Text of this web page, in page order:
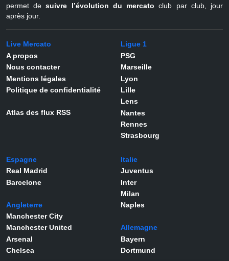
permet desuivre l’évolution du mercato club par club, jour
après jour.
Live Mercato
A propos
Nous contacter
Mentions légales
Politique de confidentialité
Atlas des flux RSS
Ligue 1
PSG
Marseille
Lyon
Lille
Lens
Nantes
Rennes
Strasbourg
Espagne
Real Madrid
Barcelone
Angleterre
Manchester City
Manchester United
Arsenal
Chelsea
Italie
Juventus
Inter
Milan
Naples
Allemagne
Bayern
Dortmund